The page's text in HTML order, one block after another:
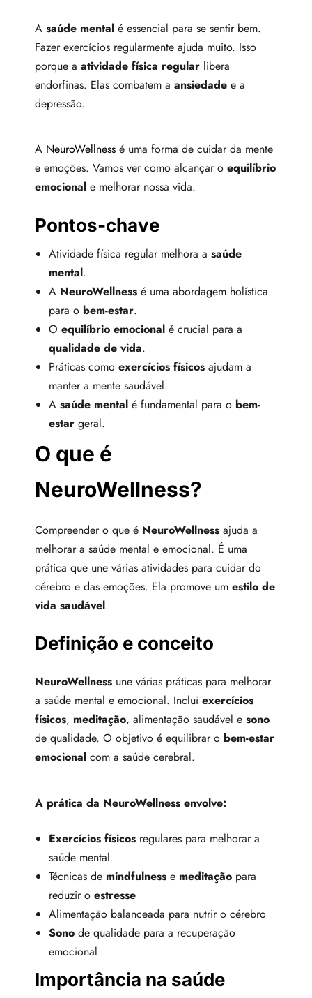
A saúde mental é essencial para se sentir bem.
Fazer exercícios regularmente ajuda muito. Isso
porque a atividade física regular libera
endorfinas. Elas combatem a ansiedade e a
depressão.
A NeuroWellness é uma forma de cuidar da mente
e emoções. Vamos ver como alcançar o equilíbrio
emocional e melhorar nossa vida.
Pontos-chave
Atividade física regular melhora a saúde
mental.
A NeuroWellness é uma abordagem holística
para o bem-estar.
O equilíbrio emocional é crucial para a
qualidade de vida.
Práticas como exercícios físicos ajudam a
manter a mente saudável.
A saúde mental é fundamental para o bem-
estar geral.
O que é
NeuroWellness?
Compreender o que é NeuroWellness ajuda a
melhorar a saúde mental e emocional. É uma
prática que une várias atividades para cuidar do
cérebro e das emoções. Ela promove um estilo de
vida saudável.
Definição e conceito
NeuroWellness une várias práticas para melhorar
a saúde mental e emocional. Inclui exercícios
físicos, meditação, alimentação saudável e sono
de qualidade. O objetivo é equilibrar o bem-estar
emocional com a saúde cerebral.
A prática da NeuroWellness envolve:
Exercícios físicos regulares para melhorar a
saúde mental
Técnicas de mindfulness e meditação para
reduzir o estresse
Alimentação balanceada para nutrir o cérebro
Sono de qualidade para a recuperação
emocional
Importância na saúde